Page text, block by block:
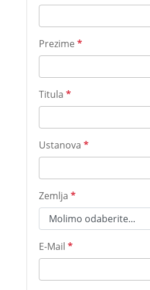
Prezime *
Titula *
Ustanova *
Zemlja *
E-Mail *